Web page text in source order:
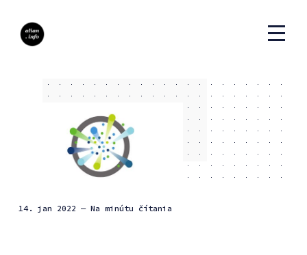
14. jan 2022 — Na minútu čítania